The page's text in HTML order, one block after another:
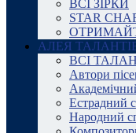
ВСІ ЗІРКИ
STAR
АЛЕЯ
ВСІ
Автори
Естрадний
Народний